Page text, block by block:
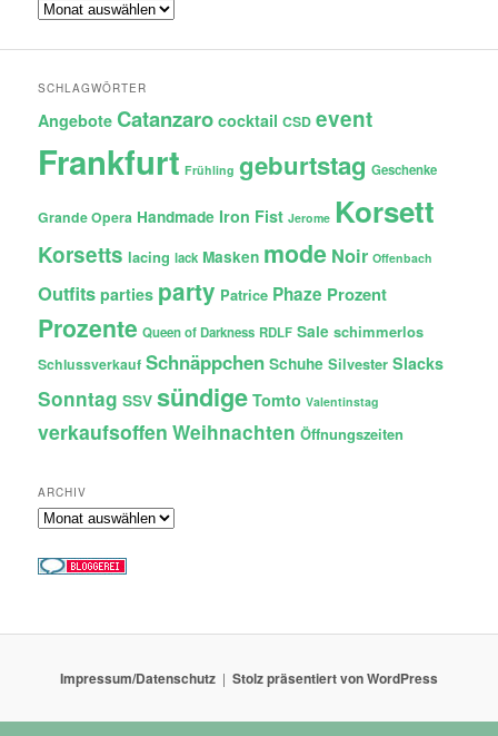
Archiv
SCHLAGWÖRTER
Angebote Catanzaro cocktail CSD event
Frankfurt Frühling geburtstag Geschenke
Grande Opera Handmade Iron Fist Jerome Korsett
Korsetts lacing lack Masken mode Noir Offenbach
Outfits parties party Patrice Phaze Prozent
Prozente Queen of Darkness RDLF Sale schimmerlos
Schlussverkauf Schnäppchen Schuhe Silvester Slacks
Sonntag SSV sündige Tomto Valentinstag
verkaufsoffen Weihnachten Öffnungszeiten
ARCHIV
Archiv
Impressum/Datenschutz Stolz präsentiert von WordPress